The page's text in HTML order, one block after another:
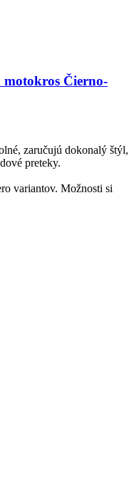
Čierno-
zaručujú dokonalý štýl,
preteky.
variantov. Možnosti si